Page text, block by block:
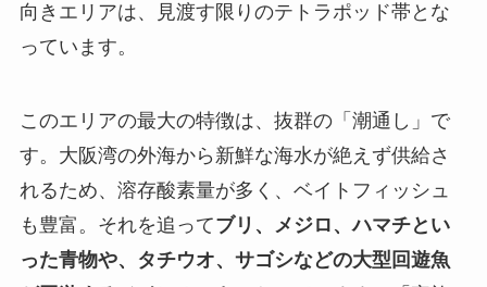
向きエリアは、見渡す限りのテトラポッド帯とな
っています。
このエリアの最大の特徴は、抜群の「潮通し」で
す。大阪湾の外海から新鮮な海水が絶えず供給さ
れるため、溶存酸素量が多く、ベイトフィッシュ
も豊富。それを追ってブリ、メジロ、ハマチとい
った青物や、タチウオ、サゴシなどの大型回遊魚